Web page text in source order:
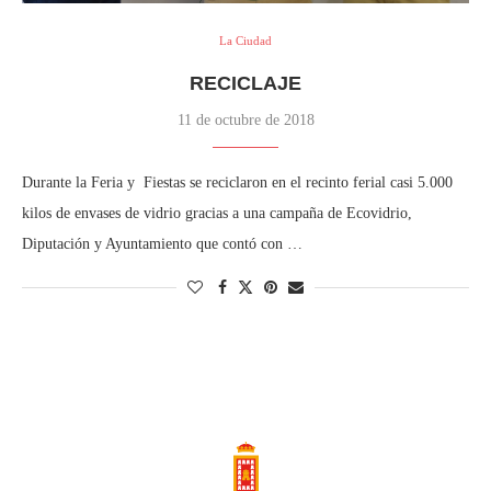
La Ciudad
RECICLAJE
11 de octubre de 2018
Durante la Feria y Fiestas se reciclaron en el recinto ferial casi 5.000
kilos de envases de vidrio gracias a una campaña de Ecovidrio,
Diputación y Ayuntamiento que contó con …